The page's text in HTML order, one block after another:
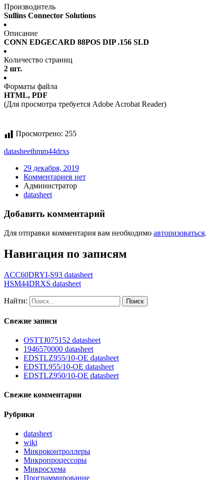
Производитель
Sullins Connector Solutions
Описание
CONN EDGECARD 88POS DIP .156 SLD
Количество страниц
2 шт.
Форматы файла
HTML, PDF
(Для просмотра требуется Adobe Acrobat Reader)
Просмотрено: 255
datasheethmm44drxs
29 декабря, 2019
Комментариев нет
Администратор
datasheet
Добавить комментарий
Для отправки комментария вам необходимо авторизоваться.
Навигация по записям
ACC60DRYI-S93 datasheet
HSM44DRXS datasheet
Найти:
Свежие записи
OSTTJ075152 datasheet
1946570000 datasheet
EDSTLZ955/10-OE datasheet
EDSTL955/10-OE datasheet
EDSTLZ950/10-OE datasheet
Свежие комментарии
Рубрики
datasheet
wiki
Микроконтроллеры
Микропроцессоры
Микросхема
Программирование